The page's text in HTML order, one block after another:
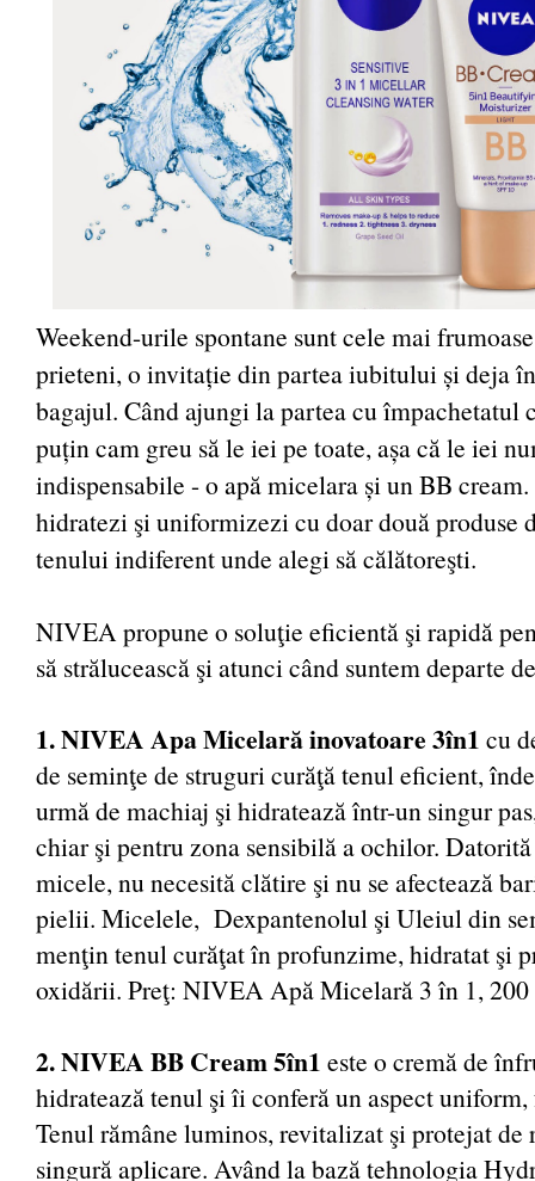
Weekend-urile spontane sunt cele mai
prieteni, o invitație din partea iubitului și deja
bagajul. Când ajungi la partea cu împachetatul
puțin cam greu să le iei pe toate, așa că le iei
indispensabile - o apă micelara și un BB
hidratezi şi uniformizezi cu doar două produse
tenului indiferent unde alegi să călătoreşti.
NIVEA propune o soluţie eficientă şi rapidă
să strălucească şi atunci când suntem departe
1. NIVEA Apa Micelară inovatoare 3în1 cu
de seminţe de struguri curăţă tenul eficient,
urmă de machiaj şi hidratează într-un singur
chiar şi pentru zona sensibilă a ochilor.
micele, nu necesită clătire şi nu se afectează
pielii. Micelele, Dexpantenolul şi Uleiul din
menţin tenul curăţat în profunzime, hidratat şi
oxidării. Preţ: NIVEA Apă Micelară 3 în 1,
2. NIVEA BB Cream 5în1 este o cremă de
hidratează tenul şi îi conferă un aspect
Tenul rămâne luminos, revitalizat şi protejat
singură aplicare. Având la bază tehnologia